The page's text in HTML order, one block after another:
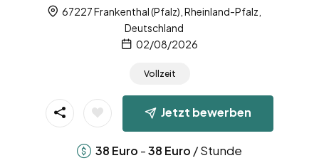
67227 Frankenthal (Pfalz), Rheinland-Pfalz,
Deutschland
02/08/2026
Vollzeit
Jetzt bewerben
38 Euro -38 Euro / Stunde